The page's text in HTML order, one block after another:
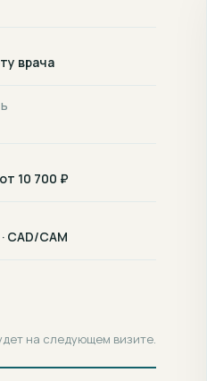
врача
10 700 ₽
CAD/CAM
на следующем визите.